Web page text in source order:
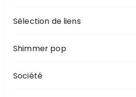
Sélection de liens
Shimmer pop
Société